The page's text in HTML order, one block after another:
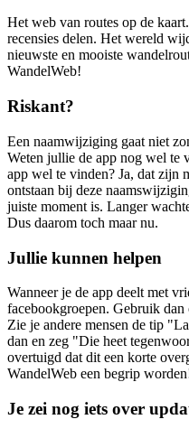
Het web van routes op de
recensies delen. Het wereld
nieuwste en mooiste
WandelWeb!
Riskant?
Een naamwijziging gaat niet
Weten jullie de app nog wel te
app wel te vinden? Ja, dat zijn
ontstaan bij deze
juiste moment is. Langer
Dus daarom toch maar nu.
Jullie kunnen helpen
Wanneer je de app deelt met
facebookgroepen. Gebruik
Zie je andere mensen de tip
dan en zeg "Die heet
overtuigd dat dit een korte
WandelWeb een begrip
Je zei nog iets over